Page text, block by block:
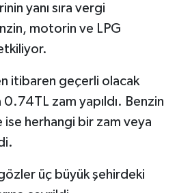
yanı sıra vergi
motorin ve LPG
itibaren geçerli olacak
zam yapıldı. Benzin
herhangi bir zam veya
üç büyük şehirdeki